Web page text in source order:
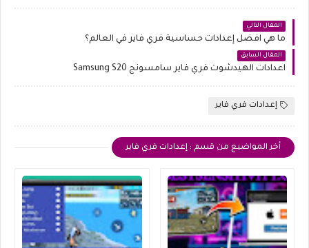
المقال التالي
ما هي افضل إعدادات حساسية فري فاير في العالم؟
المقال السابق
اعدادات الهيدشوت فري فاير سامسونج Samsung S20
إعدادات فري فاير
أخر المواضيع من قسم : إعدادات فري فاير